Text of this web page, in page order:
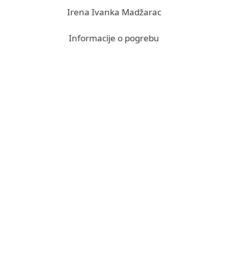
Irena Ivanka Madžarac
Informacije o pogrebu